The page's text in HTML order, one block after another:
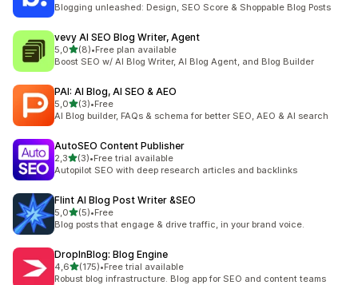
Blogging unleashed: Design, SEO Score & Shoppable Blog Posts
vevy AI SEO Blog Writer, Agent
5,0stelle su 5
(8)
8 recensioni totali
•Free plan available
Boost SEO w/ AI Blog Writer, AI Blog Agent, and Blog Builder
PAI: AI Blog, AI SEO & AEO
5,0stelle su 5
(3)
3 recensioni totali
•Free
AI Blog builder, FAQs & schema for better SEO, AEO & AI search
AutoSEO Content Publisher
2,3stelle su 5
(3)
3 recensioni totali
•Free trial available
Autopilot SEO with deep research articles and backlinks
Flint AI Blog Post Writer &SEO
5,0stelle su 5
(5)
5 recensioni totali
•Free
Blog posts that engage & drive traffic, in your brand voice.
DropInBlog: Blog Engine
4,6stelle su 5
(175)
175 recensioni totali
•Free trial available
Robust blog infrastructure. Blog app for SEO and content teams